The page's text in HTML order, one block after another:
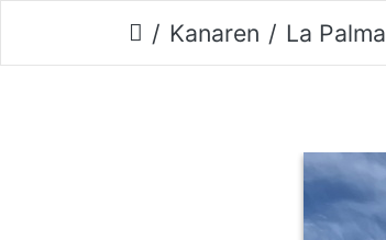
Kanaren La Palma